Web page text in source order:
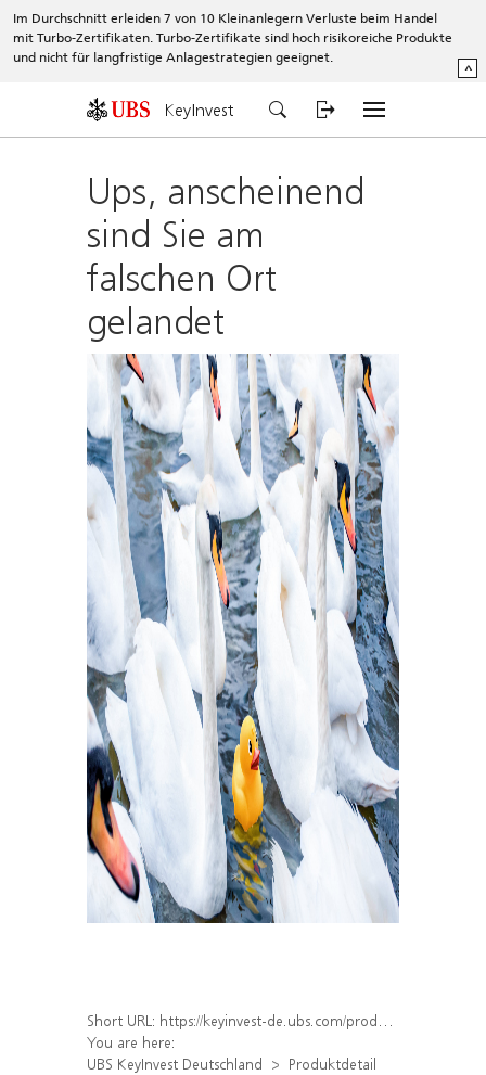
Im Durchschnitt erleiden 7 von 10 Kleinanlegern Verluste beim Handel
mit Turbo-Zertifikaten. Turbo-Zertifikate sind hoch risikoreiche Produkte
und nicht für langfristige Anlagestrategien geeignet.
^
KeyInvest
Ups, anscheinend
sind Sie am
falschen Ort
gelandet
Short URL: https://keyinvest-de.ubs.com/produkt/detail/index/isin/DE000WA33150
You are here:
UBS KeyInvest Deutschland
Produktdetail